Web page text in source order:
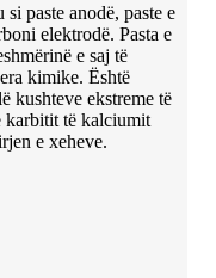
paste anodë, paste e
elektrodë. Pasta e
e saj të
kimike. Është
kushteve ekstreme të
karbitit të kalciumit
e xeheve.